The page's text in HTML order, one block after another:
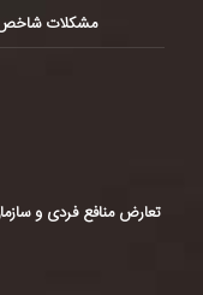
مشکلات شاخص
تعارض منافع فردی و